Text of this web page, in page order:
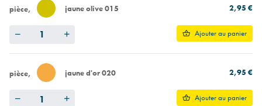
pièce jaune olive 015 2,95 €
Ajouter au panier
pièce jaune d'or 020 2,95 €
Ajouter au panier